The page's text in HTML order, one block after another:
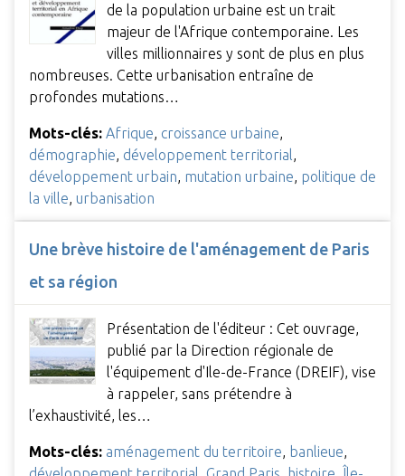
de la population urbaine est un trait
majeur de l'Afrique contemporaine. Les
villes millionnaires y sont de plus en plus
nombreuses. Cette urbanisation entraîne de
profondes mutations…
Mots-clés: Afrique, croissance urbaine,
démographie, développement territorial,
développement urbain, mutation urbaine, politique de
la ville, urbanisation
Une brève histoire de l'aménagement de Paris
et sa région
Présentation de l'éditeur : Cet ouvrage,
publié par la Direction régionale de
l'équipement d'Ile-de-France (DREIF), vise
à rappeler, sans prétendre à
l’exhaustivité, les…
Mots-clés: aménagement du territoire banlieue